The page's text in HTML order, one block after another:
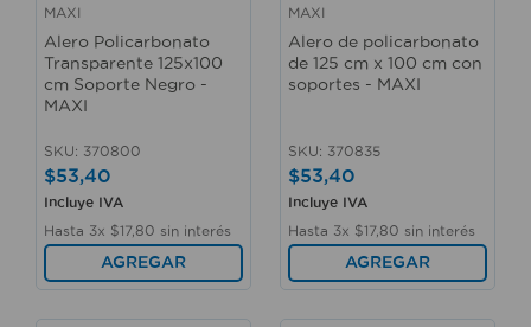
MAXI
Alero Policarbonato
Transparente 125x100
cm Soporte Negro -
MAXI
SKU: 370800
$53,40
Incluye IVA
Hasta 3x $17,80 sin interés
AGREGAR
MAXI
Alero de policarbonato
de 125 cm x 100 cm con
soportes - MAXI
SKU: 370835
$53,40
Incluye IVA
Hasta 3x $17,80 sin interés
AGREGAR